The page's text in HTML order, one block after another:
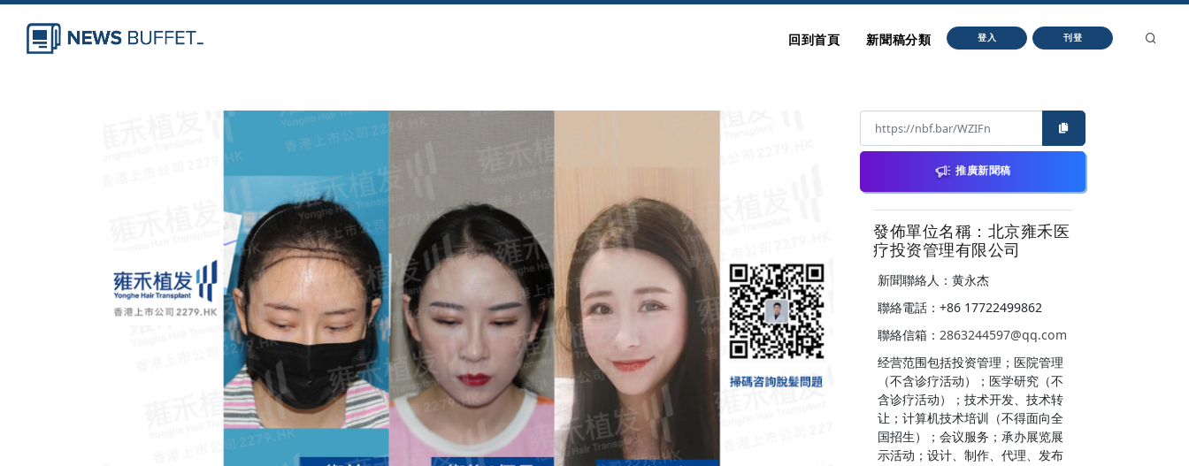
回到首頁 新聞稿分類 登入 刊登
推廣新聞稿
發佈單位名稱：北京雍禾医
疗投资管理有限公司
新聞聯絡人：黄永杰
聯絡電話：+86 17722499862
聯絡信箱： 2863244597@qq.com
经营范围包括投资管理；医院管理
（不含诊疗活动）；医学研究（不
含诊疗活动）；技术开发、技术转
让；计算机技术培训（不得面向全
国招生）；会议服务；承办展览展
示活动；设计、制作、代理、发布